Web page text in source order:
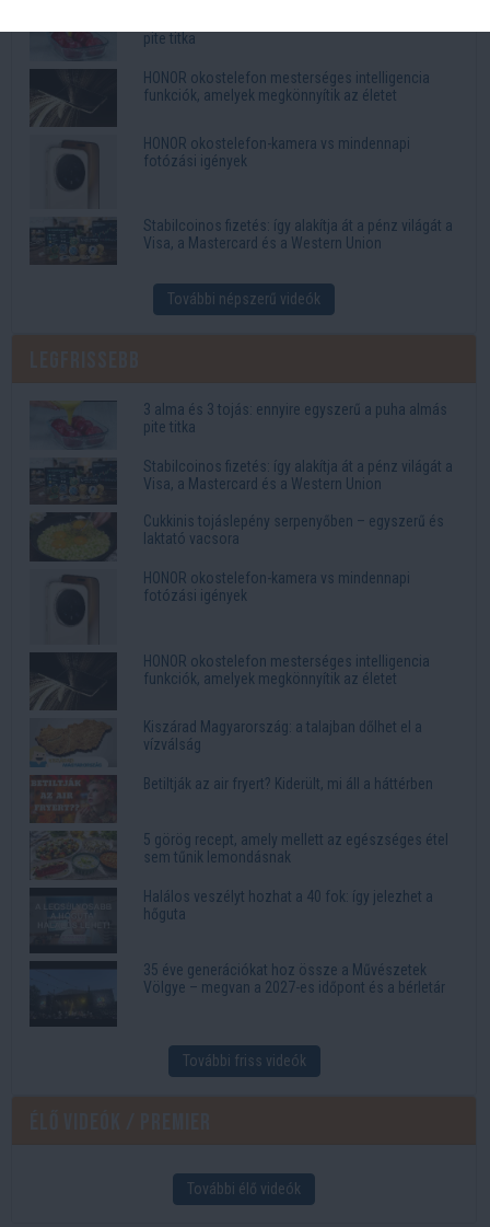
pite titka
HONOR okostelefon mesterséges intelligencia
funkciók, amelyek megkönnyítik az életet
HONOR okostelefon-kamera vs mindennapi
fotózási igények
Stabilcoinos fizetés: így alakítja át a pénz világát a
Visa, a Mastercard és a Western Union
További népszerű videók
3 alma és 3 tojás: ennyire egyszerű a puha almás
pite titka
Stabilcoinos fizetés: így alakítja át a pénz világát a
Visa, a Mastercard és a Western Union
Cukkinis tojáslepény serpenyőben – egyszerű és
laktató vacsora
HONOR okostelefon-kamera vs mindennapi
fotózási igények
HONOR okostelefon mesterséges intelligencia
funkciók, amelyek megkönnyítik az életet
Kiszárad Magyarország: a talajban dőlhet el a
vízválság
Betiltják az air fryert? Kiderült, mi áll a háttérben
5 görög recept, amely mellett az egészséges étel
sem tűnik lemondásnak
Halálos veszélyt hozhat a 40 fok: így jelezhet a
hőguta
35 éve generációkat hoz össze a Művészetek
Völgye – megvan a 2027-es időpont és a bérletár
További friss videók
További élő videók